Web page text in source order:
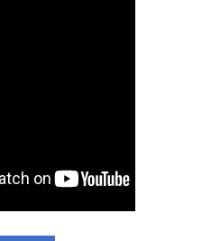
filmů